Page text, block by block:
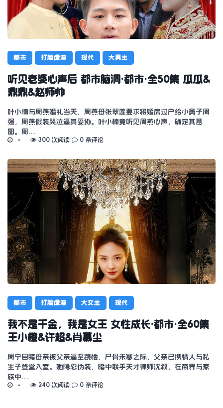
都市 打脸虐渣 现代 大男主
听见老婆心声后 都市脑洞·都市·全50集 瓜瓜&
鼎鼎&赵师帅
叶小楠与周燕婚礼当天，周燕母张翠莲要求将婚房过户给小舅子周
强，周燕假装哭泣逼其妥协。叶小楠竟听见周燕心声，确定其意
图。周…
300 次阅读 0 条评论
都市 打脸虐渣 大女主 现代
我不是千金，我是女王 女性成长·都市·全60集
王小橙&许超&肖慕尘
周宁目睹母亲被父亲逼至跳楼，尸骨未寒之际，父亲已携情人与私
生子登堂入室。她隐忍伪装，暗中联手天才律师沈叙，在商界与家
族中…
240 次阅读 0 条评论